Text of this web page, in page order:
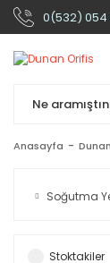
0(532) 054
Anasayfa
Soğutma
Stoktakiler